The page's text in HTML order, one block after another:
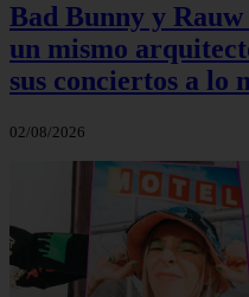
Bad Bunny y
un mismo
sus conciertos a lo
02/08/2026